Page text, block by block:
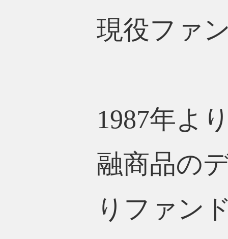
現役ファ
1987年よ
融商品の
りファン